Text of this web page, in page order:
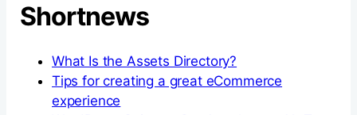
Shortnews
What Is the Assets Directory?
Tips for creating a great eCommerce
experience